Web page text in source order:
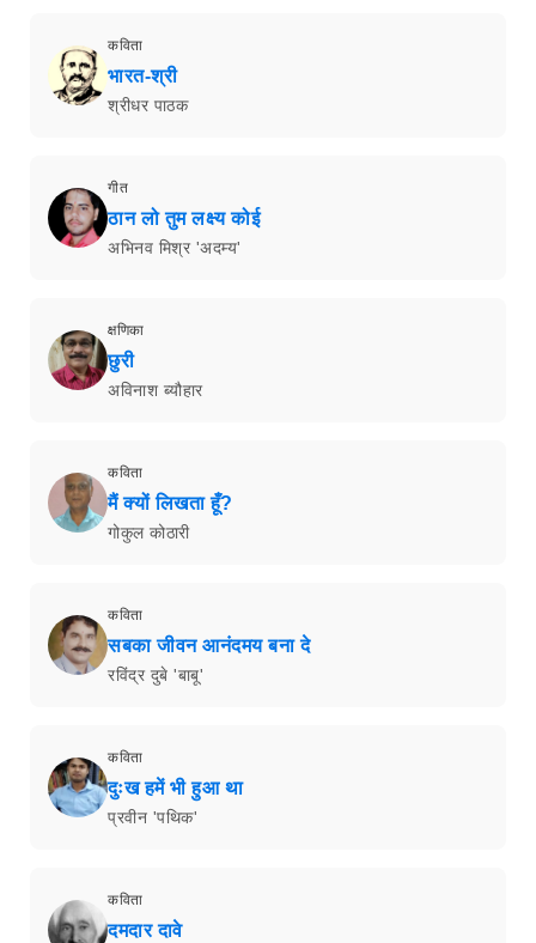
कविता
भारत-श्री
श्रीधर पाठक
गीत
ठान लो तुम लक्ष्य कोई
अभिनव मिश्र 'अदम्य'
क्षणिका
छुरी
अविनाश ब्यौहार
कविता
मैं क्यों लिखता हूँ?
गोकुल कोठारी
कविता
सबका जीवन आनंदमय बना दे
रविंद्र दुबे 'बाबू'
कविता
दुःख हमें भी हुआ था
प्रवीन 'पथिक'
कविता
दमदार दावे